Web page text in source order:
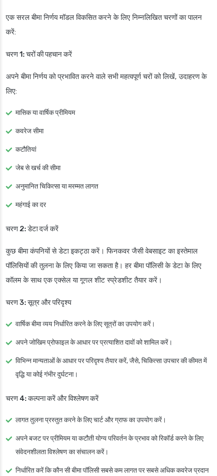
एक सरल बीमा निर्णय मॉडल विकसित करने के लिए निम्नलिखित चरणों का पालन
करें:
चरण 1: चरों की पहचान करें
अपने बीमा निर्णय को प्रभावित करने वाले सभी महत्वपूर्ण चरों को लिखें, उदाहरण के
लिए:
मासिक या वार्षिक प्रीमियम
कवरेज सीमा
कटौतियां
जेब से खर्च की सीमा
अनुमानित चिकित्सा या मरम्मत लागत
महंगाई का दर
चरण 2: डेटा दर्ज करें
कुछ बीमा कंपनियों से डेटा इकट्ठा करें। फिनकवर जैसी वेबसाइट का इस्तेमाल
पॉलिसियों की तुलना के लिए किया जा सकता है। हर बीमा पॉलिसी के डेटा के लिए
कॉलम के साथ एक एक्सेल या गूगल शीट स्प्रेडशीट तैयार करें।
चरण 3: सूत्र और परिदृश्य
वार्षिक बीमा व्यय निर्धारित करने के लिए सूत्रों का उपयोग करें।
अपने जोखिम प्रोफाइल के आधार पर प्रत्याशित दावों को शामिल करें।
विभिन्न मान्यताओं के आधार पर परिदृश्य तैयार करें, जैसे, चिकित्सा उपचार की कीमत में
वृद्धि या कोई गंभीर दुर्घटना।
चरण 4: कल्पना करें और विश्लेषण करें
लागत तुलना प्रस्तुत करने के लिए चार्ट और ग्राफ का उपयोग करें।
अपने बजट पर प्रीमियम या कटौती योग्य परिवर्तन के प्रभाव को रिकॉर्ड करने के लिए
संवेदनशीलता विश्लेषण का संचालन करें।
निर्धारित करें कि कौन सी बीमा पॉलिसी सबसे कम लागत पर सबसे अधिक कवरेज प्रदान